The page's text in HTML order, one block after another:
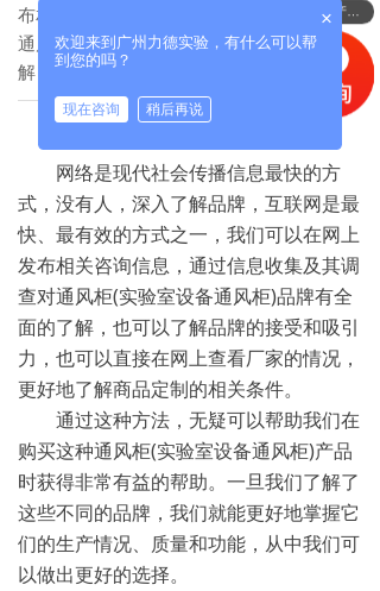
布相关咨询信息，通过信息收集及其调查对
通风柜(实验室设备通风柜)品牌有全面的了
解
网络是现代社会传播信息最快的方
式，没有人，深入了解品牌，互联网是最
快、最有效的方式之一，我们可以在网上
发布相关咨询信息，通过信息收集及其调
查对通风柜(实验室设备通风柜)品牌有全
面的了解，也可以了解品牌的接受和吸引
力，也可以直接在网上查看厂家的情况，
更好地了解商品定制的相关条件。
通过这种方法，无疑可以帮助我们在
购买这种通风柜(实验室设备通风柜)产品
时获得非常有益的帮助。一旦我们了解了
这些不同的品牌，我们就能更好地掌握它
们的生产情况、质量和功能，从中我们可
以做出更好的选择。
可以介绍下你们的产品吗？
×
欢迎来到广州力德实验，有什么可以帮
到您的吗？
现在咨询 稍后再说